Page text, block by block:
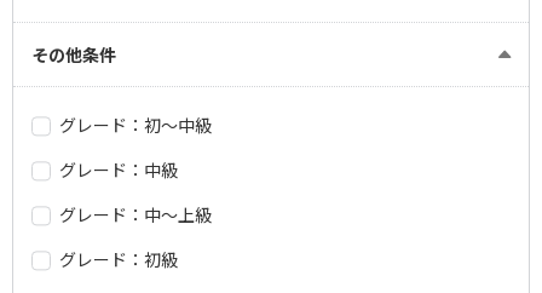
その他条件
グレード：初～中級
グレード：中級
グレード：中～上級
グレード：初級